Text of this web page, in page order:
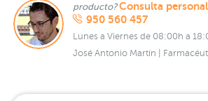
producto?Consulta
950 560 457
Lunes a Viernes de 08:00h a
José Antonio Martín |